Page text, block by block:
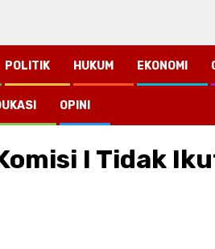
POLITIK HUKUM EKONOMI
OPINI
I Tidak